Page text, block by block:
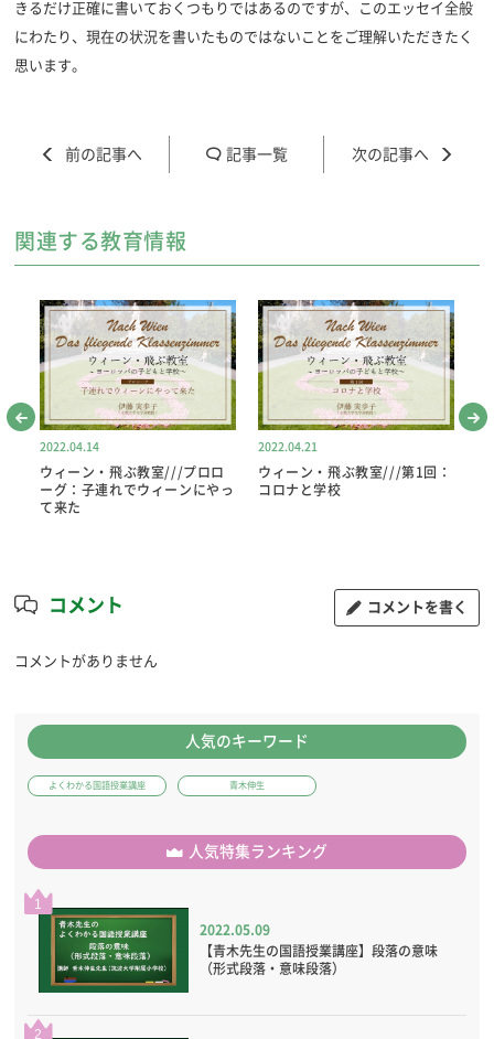
きるだけ正確に書いておくつもりではあるのですが、このエッセイ全般
にわたり、現在の状況を書いたものではないことをご理解いただきたく
思います。
記事一覧
関連する教育情報
2022.04.14
ウィーン・飛ぶ教室///プロロ
ーグ：子連れでウィーンにやっ
て来た
2022.04.21
ウィーン・飛ぶ教室///第1回：
コロナと学校
コメント コメントを書く
コメントがありません
人気のキーワード
よくわかる国語授業講座 青木伸生
人気特集ランキング
1
2022.05.09
【青木先生の国語授業講座】段落の意味
（形式段落・意味段落）
2